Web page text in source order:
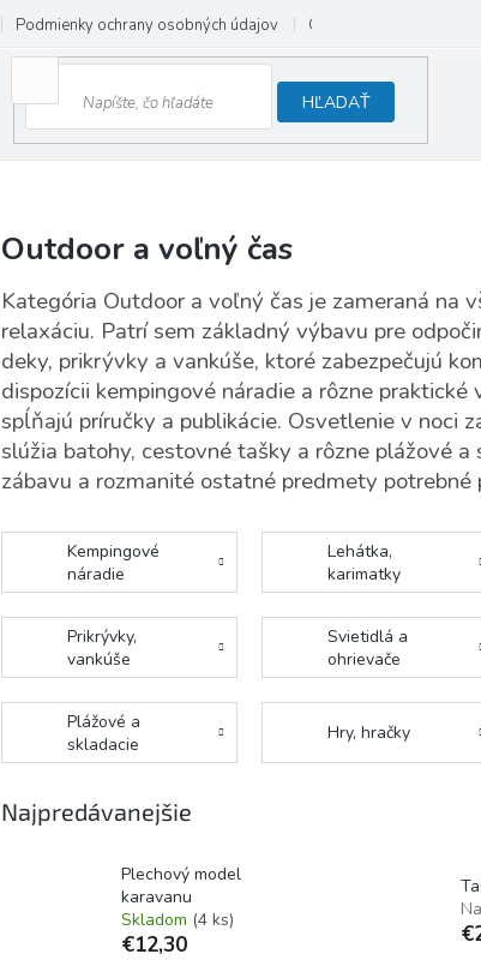
Podmienky ochrany osobných údajov Odstúpenie od zmluvy
HĽADAŤ
Outdoor a voľný čas
Kategória Outdoor a voľný čas je zameraná na
relaxáciu. Patrí sem základný výbavu pre
deky, prikrývky a vankúše, ktoré zabezpečujú
dispozícii kempingové náradie a rôzne
spĺňajú príručky a publikácie. Osvetlenie v noci
slúžia batohy, cestovné tašky a rôzne plážové
zábavu a rozmanité ostatné predmety
Kempingové
náradie
Lehátka,
karimatky
Prikrývky,
vankúše
Svietidlá a
ohrievače
Plážové a
skladacie
vozíky
Hry, hračky
Najpredávanejšie
Plechový model
karavanu
Skladom (4 ks)
€12,30